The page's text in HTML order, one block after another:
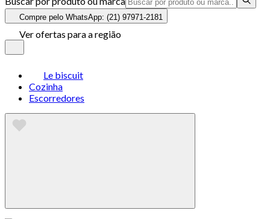
Compre pelo WhatsApp: (21) 97971-2181
Ver ofertas para a região
Le biscuit
Cozinha
Escorredores